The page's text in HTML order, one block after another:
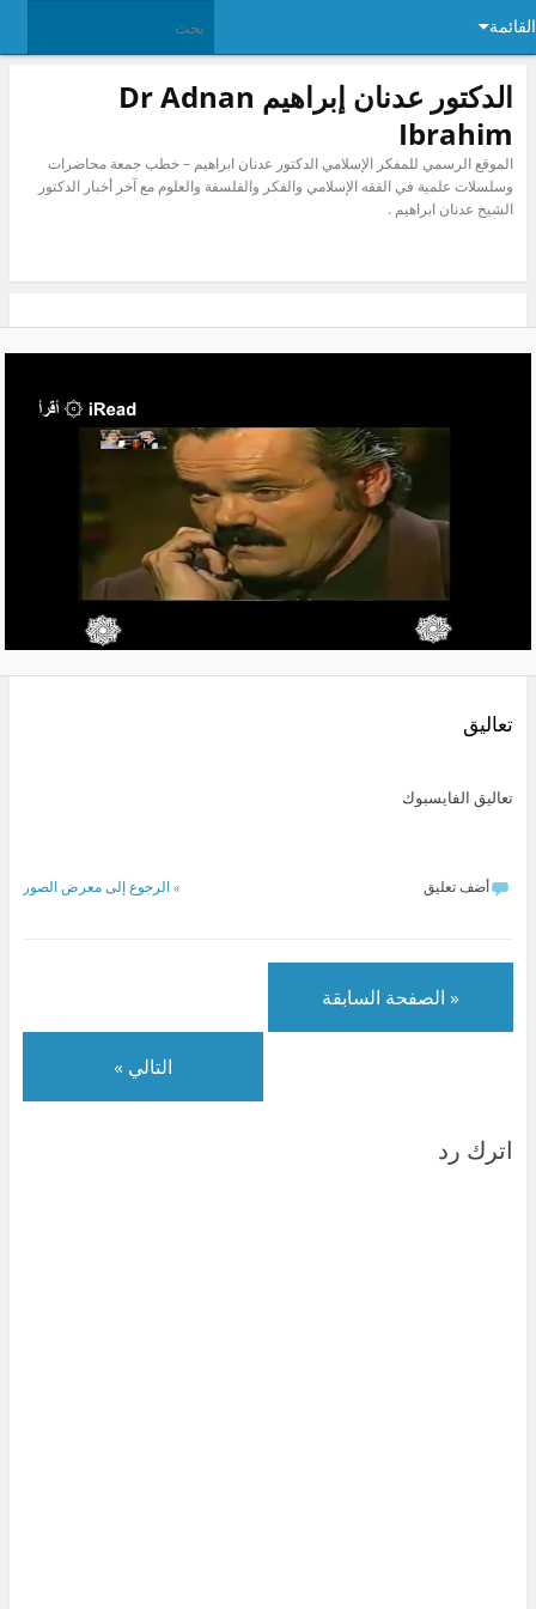
الدكتور عدنان إبراهيم Dr Adnan
Ibrahim
الموقع الرسمي للمفكر الإسلامي الدكتور عدنان ابراهيم – خطب جمعة محاضرات
وسلسلات علمية في الفقه الإسلامي والفكر والفلسفة والعلوم مع آخر أخبار الدكتور
الشيخ عدنان ابراهيم .
تعاليق
تعاليق الفايسبوك
الرجوع إلى معرض الصور أضف تعليق
« الصفحة السابقة
التالي »
اترك رد